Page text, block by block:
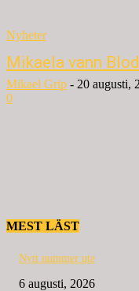
Nyheter
Mikaela vann
Mikael Grip - 20 augusti,
0
MEST LÄST
Nytt nummer ute
6 augusti, 2026